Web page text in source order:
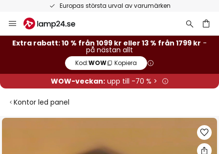
Europas största urval av varumärken
Hoppa
till
innehållet
Extra rabatt: 10 % från 1099 kr eller 13 % från 1799 kr -
på nästan allt
Kod:WOW Kopiera
WOW-veckan:upp till -70 % >
Kontor led panel
Hoppa